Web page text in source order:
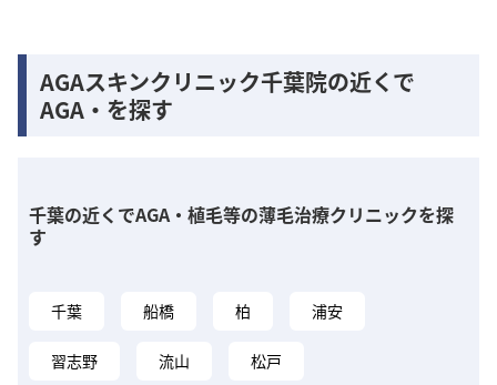
AGAスキンクリニック千葉院の近くで
AGA・を探す
千葉の近くでAGA・植毛等の薄毛治療クリニックを探
す
千葉 船橋 柏 浦安
習志野 流山 松戸